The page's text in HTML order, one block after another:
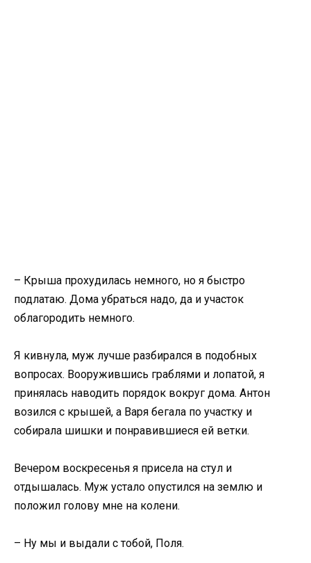
– Крыша прохудилась немного, но я быстро
подлатаю. Дома убраться надо, да и участок
облагородить немного.
Я кивнула, муж лучше разбирался в подобных
вопросах. Вооружившись граблями и лопатой, я
принялась наводить порядок вокруг дома. Антон
возился с крышей, а Варя бегала по участку и
собирала шишки и понравившиеся ей ветки.
Вечером воскресенья я присела на стул и
отдышалась. Муж устало опустился на землю и
положил голову мне на колени.
– Ну мы и выдали с тобой, Поля.